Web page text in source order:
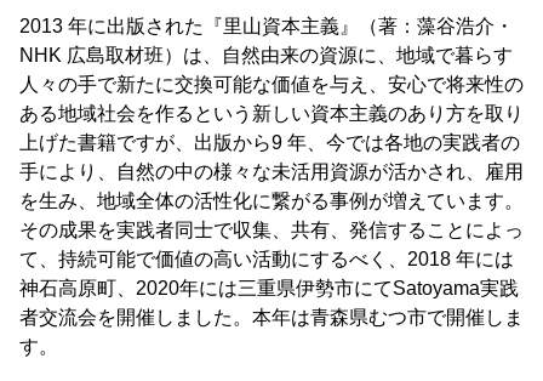
2013 年に出版された『里山資本主義』（著：藻谷浩介・
NHK 広島取材班）は、自然由来の資源に、地域で暮らす
人々の手で新たに交換可能な価値を与え、安心で将来性の
ある地域社会を作るという新しい資本主義のあり方を取り
上げた書籍ですが、出版から9 年、今では各地の実践者の
手により、自然の中の様々な未活用資源が活かされ、雇用
を生み、地域全体の活性化に繋がる事例が増えています。
その成果を実践者同士で収集、共有、発信することによっ
て、持続可能で価値の高い活動にするべく、2018 年には
神石高原町、2020年には三重県伊勢市にてSatoyama実践
者交流会を開催しました。本年は青森県むつ市で開催しま
す。